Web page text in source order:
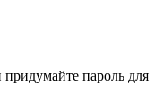
пароль для